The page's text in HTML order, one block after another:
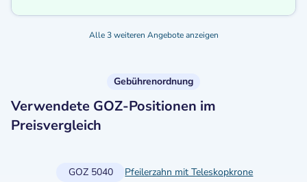
Alle 3 weiteren Angebote anzeigen
Gebührenordnung
Verwendete GOZ-Positionen im
Preisvergleich
GOZ 5040
Pfeilerzahn mit Teleskopkrone